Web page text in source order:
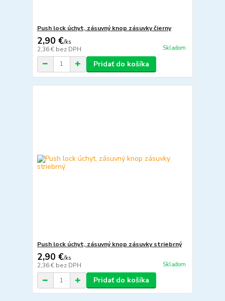
Push lock úchyt, zásuvný knop zásuvky čierny
2,90 €/ks
2,36 € bez DPH Skladom
Pridať do košíka
Push lock úchyt, zásuvný knop zásuvky striebrný
2,90 €/ks
2,36 € bez DPH Skladom
Pridať do košíka